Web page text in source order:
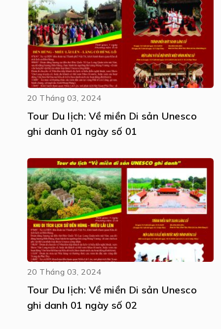
20 Tháng 03, 2024
Tour Du lịch: Về miền Di sản Unesco
ghi danh 01 ngày số 01
20 Tháng 03, 2024
Tour Du lịch: Về miền Di sản Unesco
ghi danh 01 ngày số 02